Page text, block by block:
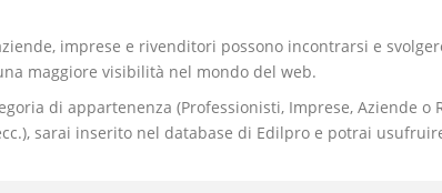
imprese e rivenditori possono incontrarsi e
maggiore visibilità nel mondo del web.
di appartenenza (Professionisti, Imprese, Aziende o
sarai inserito nel database di Edilpro e potrai